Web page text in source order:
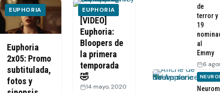
EUPHORIA
Euphoria
2x05: Promo
subtitulada,
fotos y
EUPHORIA
[VIDEO]
Euphoria:
Bloopers de
la primera
temporada
🤣
14 mayo, 2020
de
terror y
19
al
Emmy
6